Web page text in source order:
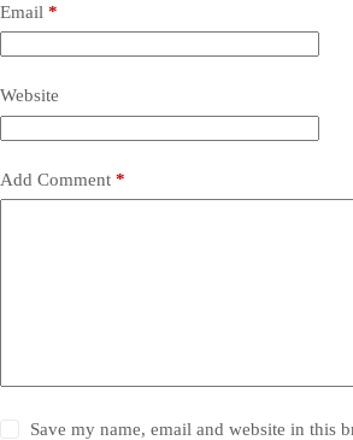
Email *
Website
Add Comment *
Save my name, email and website in this